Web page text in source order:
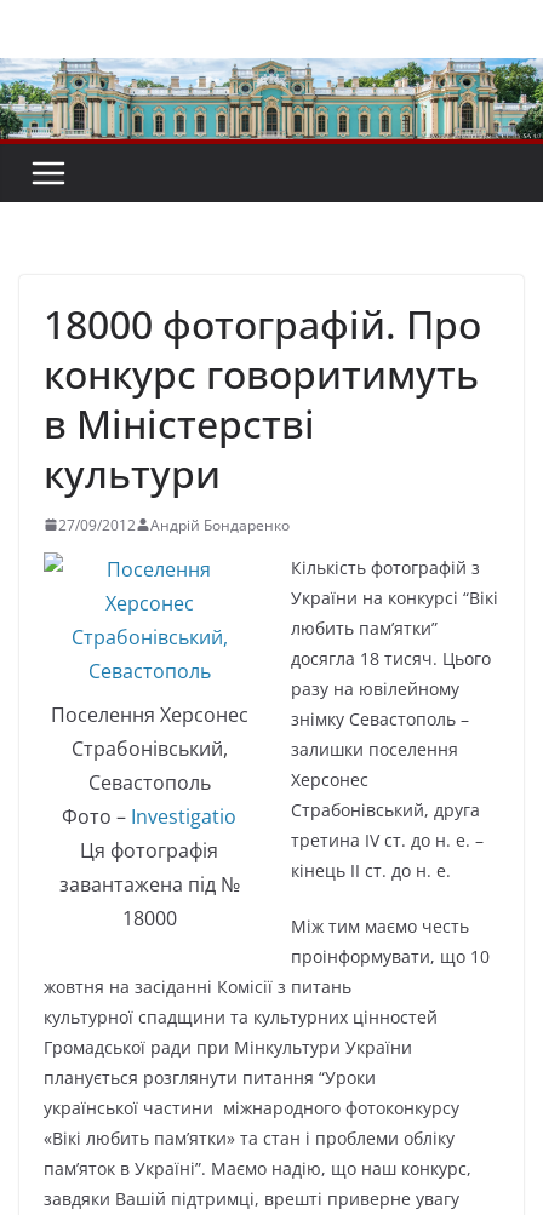
вмісту
18000 фотографій. Про
конкурс говоритимуть
в Міністерстві
культури
27/09/2012 Андрій Бондаренко
Поселення Херсонес
Страбонівський,
Севастополь
Фото – Investigatio
Ця фотографія
завантажена під №
18000
Кількість фотографій з
України на конкурсі “Вікі
любить пам’ятки”
досягла 18 тисяч. Цього
разу на ювілейному
знімку Севастополь –
залишки поселення
Херсонес
Страбонівський, друга
третина ІV ст. до н. е. –
кінець ІІ ст. до н. е.
Між тим маємо честь
проінформувати, що 10
жовтня на засіданні Комісії з питань
культурної спадщини та культурних цінностей
Громадської ради при Мінкультури України
планується розглянути питання “Уроки
української частини міжнародного фотоконкурсу
«Вікі любить пам’ятки» та стан і проблеми обліку
пам’яток в Україні”. Маємо надію, що наш конкурс,
завдяки Вашій підтримці, врешті приверне увагу